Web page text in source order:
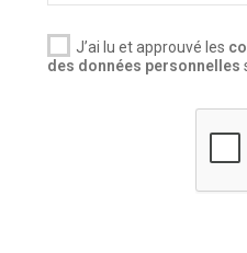
J’ai lu et approuvé les
des données personnelles